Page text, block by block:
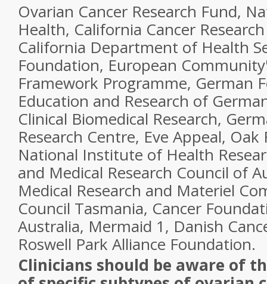
Ovarian Cancer Research Fund,
Health, California Cancer
California Department of Health
Foundation, European
Framework Programme, German
Education and Research of
Clinical Biomedical Research,
Research Centre, Eve Appeal,
National Institute of Health
and Medical Research Council of
Medical Research and Materiel
Council Tasmania, Cancer
Australia, Mermaid 1, Danish
Roswell Park Alliance Foundation.
Clinicians should be aware of